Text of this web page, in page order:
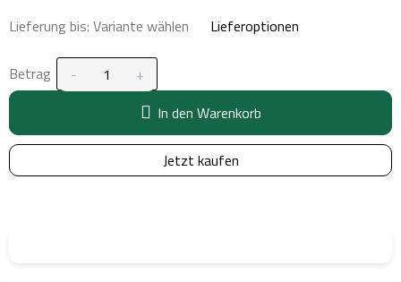
Lieferung bis: Variante wählen Lieferoptionen
Betrag
In den Warenkorb
Jetzt kaufen